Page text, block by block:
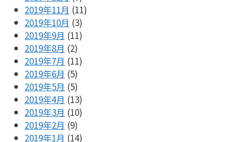
2019年11月 (11)
2019年10月 (3)
2019年9月 (11)
2019年8月 (2)
2019年7月 (11)
2019年6月 (5)
2019年5月 (5)
2019年4月 (13)
2019年3月 (10)
2019年2月 (9)
2019年1月 (14)